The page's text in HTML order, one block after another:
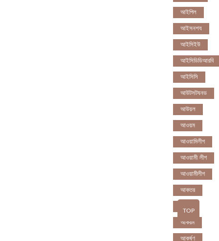
আইপিল
আইসনশয
আইসিইউ
আইসিডিডিআরবি
আইসিসি
আউটসটযনড
আউয়ল
আওয়ম
আওয়ামিলীগ
আওয়ামী লীগ
আওয়ামীলীগ
আকতর
আকরম
আকর্ষণ
TOP